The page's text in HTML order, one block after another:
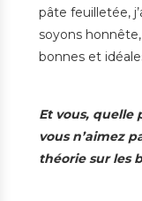
pâte feuilletée,
soyons
bonnes et
Et vous, quelle
vous n’aimez
théorie sur les